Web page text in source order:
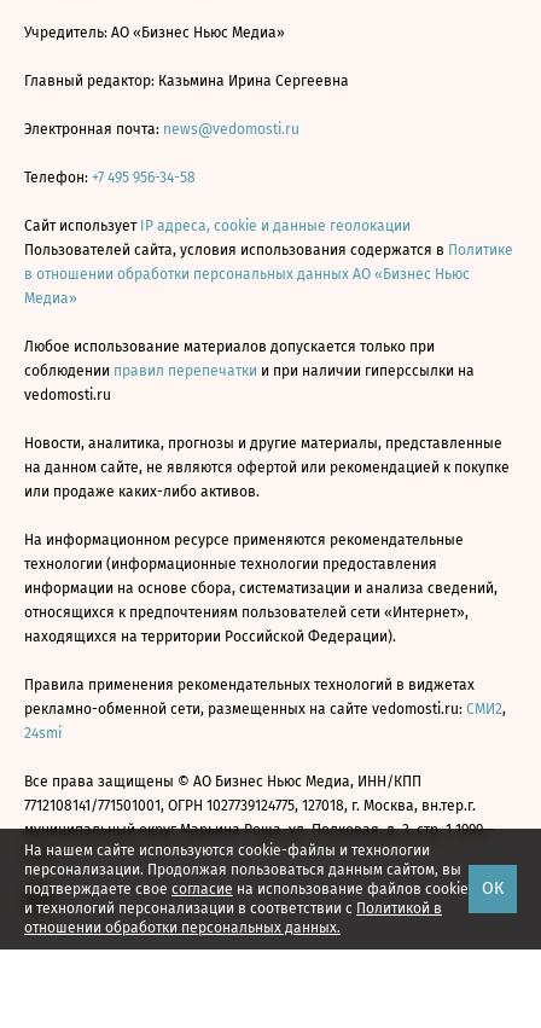
На нашем сайте используются cookie-файлы и технологии
персонализации. Продолжая пользоваться данным сайтом, вы
подтверждаете свое согласие на использование файлов cookie
и технологий персонализации в соответствии с Политикой в
отношении обработки персональных данных.
ОК
Учредитель: АО «Бизнес Ньюс Медиа»
Главный редактор: Казьмина Ирина Сергеевна
Электронная почта: news@vedomosti.ru
Телефон: +7 495 956-34-58
Сайт использует IP адреса, cookie и данные геолокации
Пользователей сайта, условия использования содержатся в Политике
в отношении обработки персональных данных АО «Бизнес Ньюс
Медиа»
Любое использование материалов допускается только при
соблюдении правил перепечатки и при наличии гиперссылки на
vedomosti.ru
Новости, аналитика, прогнозы и другие материалы, представленные
на данном сайте, не являются офертой или рекомендацией к покупке
или продаже каких-либо активов.
На информационном ресурсе применяются рекомендательные
технологии (информационные технологии предоставления
информации на основе сбора, систематизации и анализа сведений,
относящихся к предпочтениям пользователей сети «Интернет»,
находящихся на территории Российской Федерации).
Правила применения рекомендательных технологий в виджетах
рекламно-обменной сети, размещенных на сайте vedomosti.ru: СМИ2,
24smi
Все права защищены © АО Бизнес Ньюс Медиа, ИНН/КПП
7712108141/771501001, ОГРН 1027739124775, 127018, г. Москва, вн.тер.г.
муниципальный округ Марьина Роща, ул. Полковая, д. 3, стр. 1 1999—
2026